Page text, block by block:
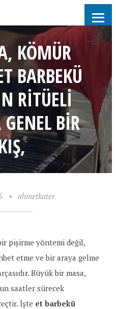
IZGARA,
KÖMÜR
BARBEKÜ
RITÜELI
BIR
• ahmetkater
pişirme yöntemi değil,
etme ve bir araya gelme
Büyük bir masa,
saatler sürecek
İşte et barbekü